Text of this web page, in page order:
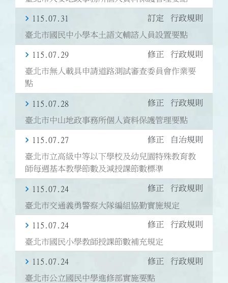
115.07.31 訂定 行政規則
臺北市國民中小學本土語文輔諮人員設置要點
115.07.29 修正 行政規則
臺北市無人載具申請道路測試審查委員會作業要
點
115.07.28 修正 行政規則
臺北市中山地政事務所個人資料保護管理要點
115.07.27 修正 自治規則
臺北市立高級中等以下學校及幼兒園特殊教育教
師每週基本教學節數及減授課節數標準
115.07.24 修正 行政規則
臺北市交通義勇警察大隊編組協勤實施規定
115.07.24 修正 行政規則
臺北市國民小學教師授課節數補充規定
115.07.24 修正 行政規則
臺北市公立國民中學進修部實施要點